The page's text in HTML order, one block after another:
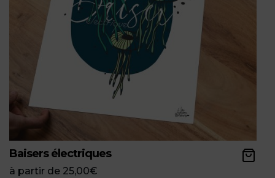
Baisers électriques
à partir de 25,00€